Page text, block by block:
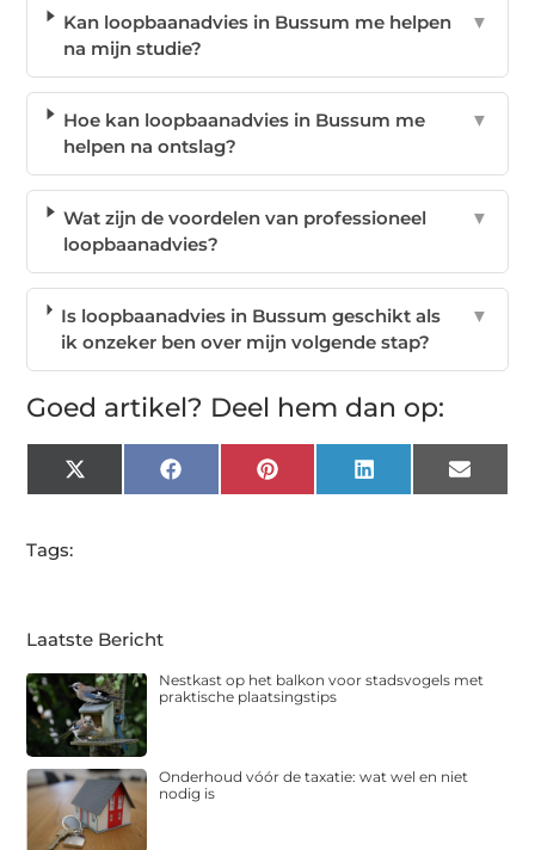
Kan loopbaanadvies in Bussum me helpen
na mijn studie?
▼
Hoe kan loopbaanadvies in Bussum me
helpen na ontslag?
▼
Wat zijn de voordelen van professioneel
loopbaanadvies?
▼
Is loopbaanadvies in Bussum geschikt als
ik onzeker ben over mijn volgende stap?
▼
Goed artikel? Deel hem dan op:
X
(Twitter)
FacebookPinterest LinkedIn Email
Tags:
Laatste Bericht
Nestkast op het balkon voor stadsvogels met
praktische plaatsingstips
Onderhoud vóór de taxatie: wat wel en niet
nodig is